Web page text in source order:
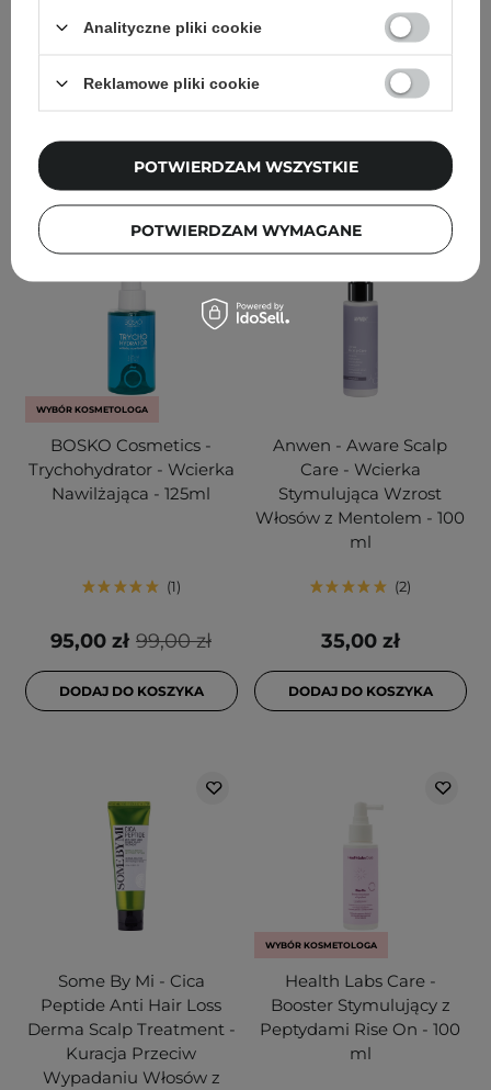
do Skóry Głowy - 50ml
85,00 zł
WYBÓR KOSMETOLOGA
BOSKO Cosmetics -
Trychohydrator - Wcierka
Nawilżająca - 125ml
1
99,00 zł
95,00 zł
DODAJ DO KOSZYKA
Anwen - Aware Scalp
Care - Wcierka
Stymulująca Wzrost
Włosów z Mentolem - 100
ml
2
35,00 zł
DODAJ DO KOSZYKA
Some By Mi - Cica
Peptide Anti Hair Loss
Derma Scalp Treatment -
Kuracja Przeciw
Wypadaniu Włosów z
WYBÓR KOSMETOLOGA
Health Labs Care -
Booster Stymulujący z
Peptydami Rise On - 100
ml
Analityczne pliki cookie
Reklamowe pliki cookie
POTWIERDZAM WYMAGANE
POTWIERDZAM WSZYSTKIE